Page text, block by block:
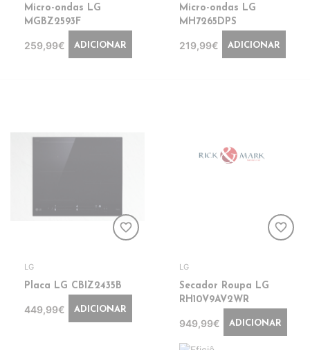
Micro-ondas LG
MGBZ2593F
259,99€ ADICIONAR
Micro-ondas LG
MH7265DPS
219,99€ ADICIONAR
favorite_border
LG
Placa LG CBIZ2435B
449,99€ ADICIONAR
favorite_border
LG
Secador Roupa LG
RH10V9AV2WR
949,99€ ADICIONAR